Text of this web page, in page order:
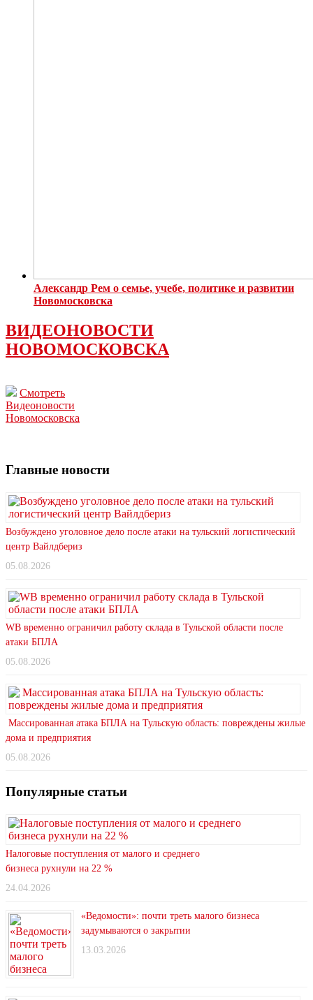
Александр Рем о семье, учебе, политике и развитии
Новомосковска
ВИДЕОНОВОСТИ
НОВОМОСКОВСКА
Смотреть
Видеоновости
Новомосковска
Главные новости
Возбуждено уголовное дело после атаки на тульский логистический
центр Вайлдбериз
05.08.2026
WB временно ограничил работу склада в Тульской области после
атаки БПЛА
05.08.2026
Массированная атака БПЛА на Тульскую область: повреждены жилые
дома и предприятия
05.08.2026
Популярные статьи
Налоговые поступления от малого и среднего
бизнеса рухнули на 22 %
24.04.2026
«Ведомости»: почти треть малого бизнеса
задумываются о закрытии
13.03.2026